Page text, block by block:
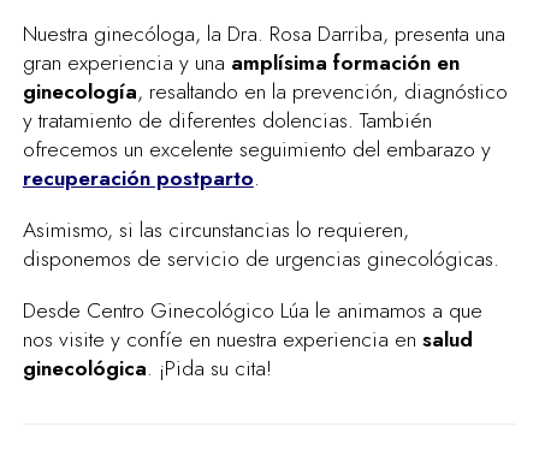
Nuestra ginecóloga, la Dra. Rosa Darriba, presenta una
gran experiencia y una amplísima formación en
ginecología, resaltando en la prevención, diagnóstico
y tratamiento de diferentes dolencias. También
ofrecemos un excelente seguimiento del embarazo y
recuperación postparto.
Asimismo, si las circunstancias lo requieren,
disponemos de servicio de urgencias ginecológicas.
Desde Centro Ginecológico Lúa le animamos a que
nos visite y confíe en nuestra experiencia en salud
ginecológica. ¡Pida su cita!